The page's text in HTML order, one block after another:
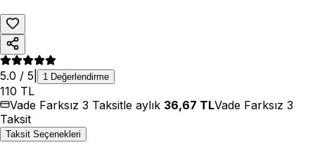
5.0 / 5 1 Değerlendirme
110 TL
Vade Farksız 3 Taksitle aylık 36,67 TLVade Farksız 3
Taksit
Taksit Seçenekleri